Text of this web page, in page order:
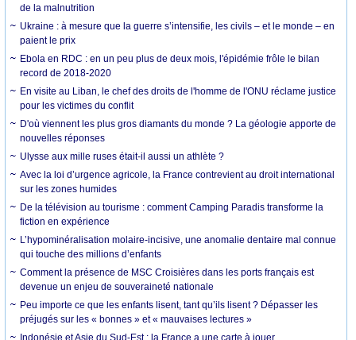
de la malnutrition
Ukraine : à mesure que la guerre s’intensifie, les civils – et le monde – en
paient le prix
Ebola en RDC : en un peu plus de deux mois, l'épidémie frôle le bilan
record de 2018-2020
En visite au Liban, le chef des droits de l'homme de l'ONU réclame justice
pour les victimes du conflit
D'où viennent les plus gros diamants du monde ? La géologie apporte de
nouvelles réponses
Ulysse aux mille ruses était-il aussi un athlète ?
Avec la loi d’urgence agricole, la France contrevient au droit international
sur les zones humides
De la télévision au tourisme : comment Camping Paradis transforme la
fiction en expérience
L’hypominéralisation molaire-incisive, une anomalie dentaire mal connue
qui touche des millions d’enfants
Comment la présence de MSC Croisières dans les ports français est
devenue un enjeu de souveraineté nationale
Peu importe ce que les enfants lisent, tant qu’ils lisent ? Dépasser les
préjugés sur les « bonnes » et « mauvaises lectures »
Indonésie et Asie du Sud-Est : la France a une carte à jouer